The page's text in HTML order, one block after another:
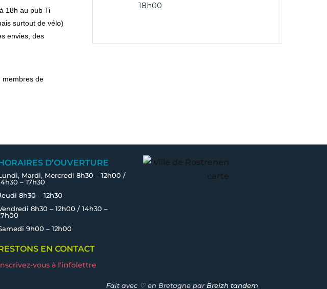
18h au pub Ti
surtout de vélo)
envies, des
membres de
18h00
D’OUVERTURE
Mardi, Mercredi 8h30 – 12h00 /
– 17h30
8h30 – 12h30
8h30 – 12h00 / 14h30 –
9h00 – 12h00
EN CONTACT
vous à l'infolettre
Fait avec ♡ en Bretagne parBreizh tandem